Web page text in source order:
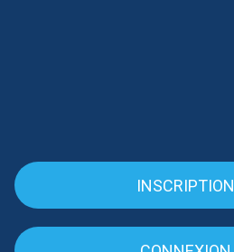
INSCRIPTION